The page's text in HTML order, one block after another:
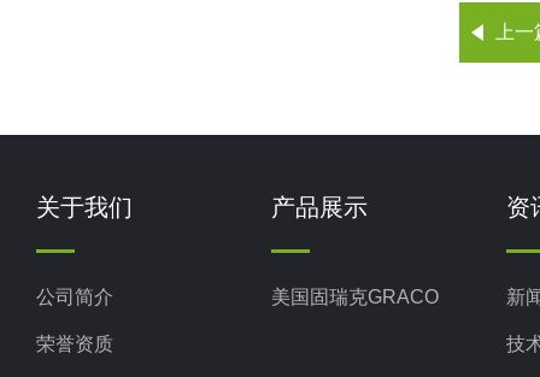
上
关于我们
公司简介
荣誉资质
产品展示
美国固瑞克GRACO
资
新
技